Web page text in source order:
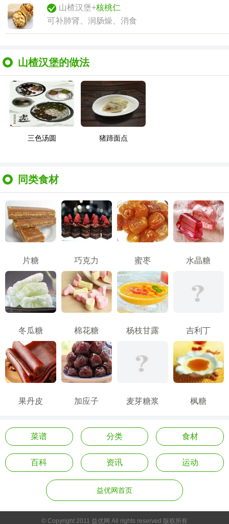
山楂汉堡+核桃仁
可补肺肾、润肠燥、消食
山楂汉堡的做法
三色汤圆 猪蹄面点
同类食材
片糖 巧克力 蜜枣 水晶糖
冬瓜糖 棉花糖 杨枝甘露 吉利丁
果丹皮 加应子 麦芽糖浆 枫糖
菜谱 分类 食材
百科 资讯 运动
益优网首页
© Copyright 2011 益优网 All rights reserved 版权所有